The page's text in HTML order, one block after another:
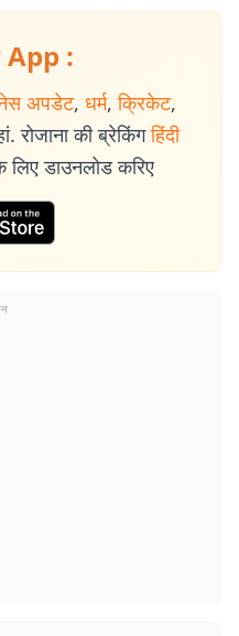
:
अपडेट, धर्म, क्रिकेट,
रोजाना की ब्रेकिंग हिंदी
डाउनलोड करिए